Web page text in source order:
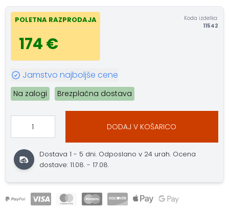
POLETNA RAZPRODAJA
174 €
Koda izdelka:
11542
Jamstvo najboljše cene
Na zalogi Brezplačna dostava
DODAJ V KOŠARICO
Dostava 1 - 5 dni. Odposlano v 24 urah. Ocena
dostave: 11.08. - 17.08.